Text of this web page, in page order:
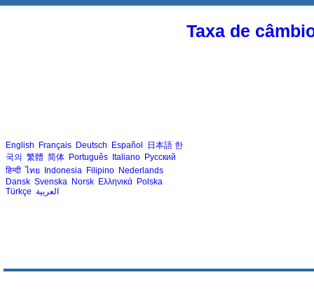
Taxa de
English Français Deutsch Español 日本語 한
국의 繁體 简体 Português Italiano Русский
हिन्दी ไทย Indonesia Filipino Nederlands
Dansk Svenska Norsk Ελληνικά Polska
Türkçe العربية